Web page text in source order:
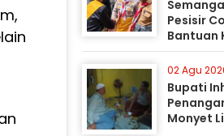
Pesisir
Bantuan
Tanam
02 Agu
Bupati
Monyet